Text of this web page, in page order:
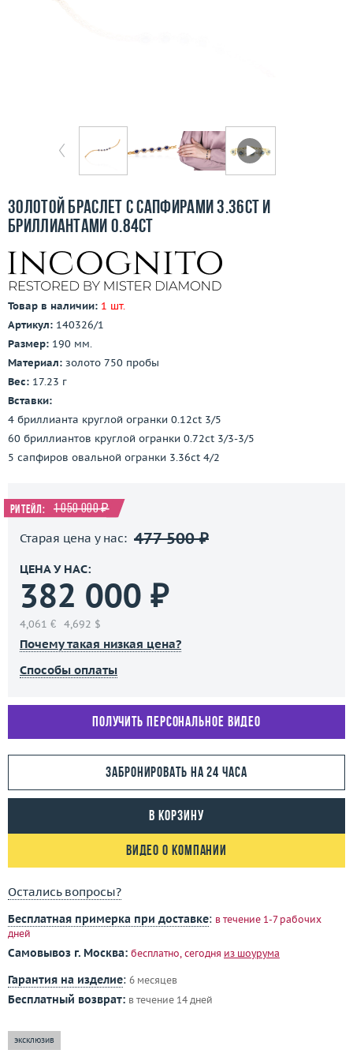
Бесплатная доставка
Контакты
3D-тур по шоуруму
Заказать звонок
Золотой браслет с сапфирами 3.36ct и
бриллиантами 0.84ct
Товар в наличии: 1 шт.
Артикул: 140326/1
Размер: 190 мм.
Материал: золото 750 пробы
Вес: 17.23 г
Вставки:
4 бриллианта круглой огранки 0.12ct 3/5
60 бриллиантов круглой огранки 0.72ct 3/3-3/5
5 сапфиров овальной огранки 3.36ct 4/2
Ритейл: 1 050 000 ₽
Старая цена у нас: 477 500 ₽
ЦЕНА У НАС:
382 000 ₽
4,061 € 4,692 $
Почему такая низкая цена?
Способы оплаты
Получить персональное видео
Забронировать на 24 часа
В корзину
Видео о компании
Остались вопросы?
Бесплатная примерка при доставке: в течение 1-7 рабочих
дней
Самовывоз г. Москва: бесплатно, сегодня из шоурума
Гарантия на изделие: 6 месяцев
Бесплатный возврат: в течение 14 дней
эксклюзив